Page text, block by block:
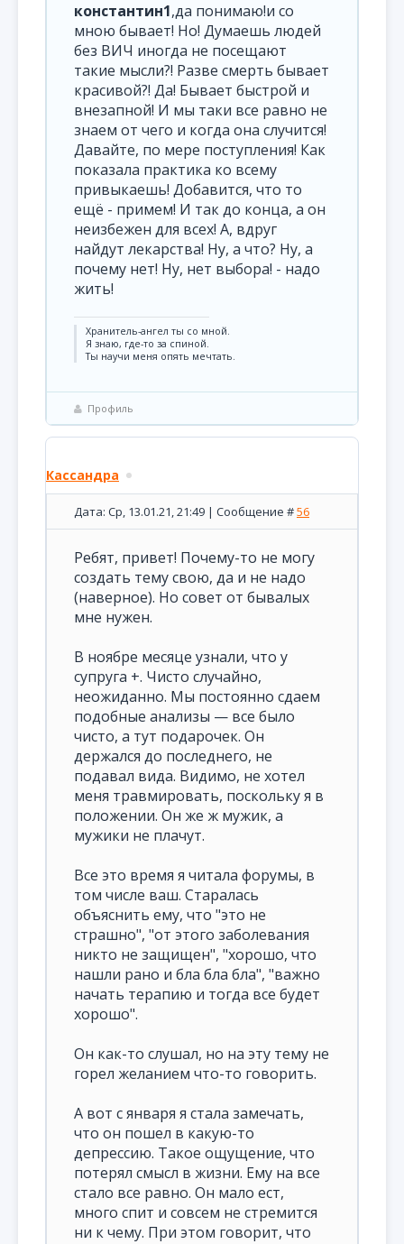
константин1,да понимаю!и со
мною бывает! Но! Думаешь людей
без ВИЧ иногда не посещают
такие мысли?! Разве смерть бывает
красивой?! Да! Бывает быстрой и
внезапной! И мы таки все равно не
знаем от чего и когда она случится!
Давайте, по мере поступления! Как
показала практика ко всему
привыкаешь! Добавится, что то
ещё - примем! И так до конца, а он
неизбежен для всех! А, вдруг
найдут лекарства! Ну, а что? Ну, а
почему нет! Ну, нет выбора! - надо
жить!
Хранитель-ангел ты со мной.
Я знаю, где-то за спиной.
Ты научи меня опять мечтать.
Профиль
Кассандра
Дата: Ср, 13.01.21, 21:49 | Сообщение #56
Ребят, привет! Почему-то не могу
создать тему свою, да и не надо
(наверное). Но совет от бывалых
мне нужен.
В ноябре месяце узнали, что у
супруга +. Чисто случайно,
неожиданно. Мы постоянно сдаем
подобные анализы — все было
чисто, а тут подарочек. Он
держался до последнего, не
подавал вида. Видимо, не хотел
меня травмировать, поскольку я в
положении. Он же ж мужик, а
мужики не плачут.
Все это время я читала форумы, в
том числе ваш. Старалась
объяснить ему, что "это не
страшно", "от этого заболевания
никто не защищен", "хорошо, что
нашли рано и бла бла бла", "важно
начать терапию и тогда все будет
хорошо".
Он как-то слушал, но на эту тему не
горел желанием что-то говорить.
А вот с января я стала замечать,
что он пошел в какую-то
депрессию. Такое ощущение, что
потерял смысл в жизни. Ему на все
стало все равно. Он мало ест,
много спит и совсем не стремится
ни к чему. При этом говорит, что